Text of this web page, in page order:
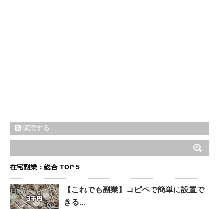
購読する
在宅副業：総合 TOP 5
【これでも副業】コピペで簡単に設置で
きる...